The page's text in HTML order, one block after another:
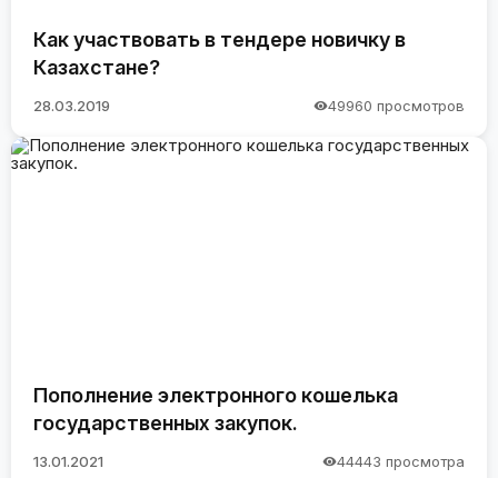
Как участвовать в тендере новичку в
Казахстане?
28.03.2019 49960 просмотров
Пополнение электронного кошелька
государственных закупок.
13.01.2021 44443 просмотра